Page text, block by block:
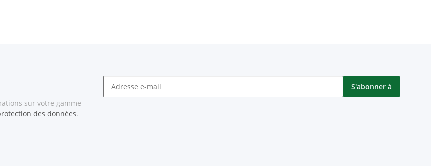
sur votre gamme
des données.
S'abonner à